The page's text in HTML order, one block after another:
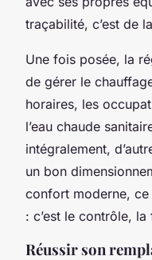
traçabilité, c’est de
Une fois posée, la
de gérer le
horaires, les
l’eau chaude
intégralement,
un bon
confort moderne, ce
: c’est le contrôle,
Réussir son